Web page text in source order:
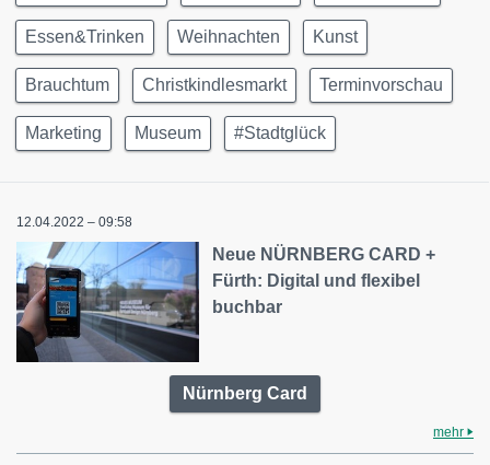
Essen&Trinken Weihnachten Kunst
Brauchtum Christkindlesmarkt Terminvorschau
Marketing Museum #Stadtglück
12.04.2022 – 09:58
Neue NÜRNBERG CARD +
Fürth: Digital und flexibel
buchbar
Nürnberg Card
mehr